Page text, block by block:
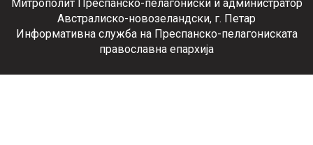
Митрополит Преспанско-пелагониски и администратор
Австралиско-новозеландски, г. Петар
Информативна служба на Преспанско-пелагониската
православна епархија